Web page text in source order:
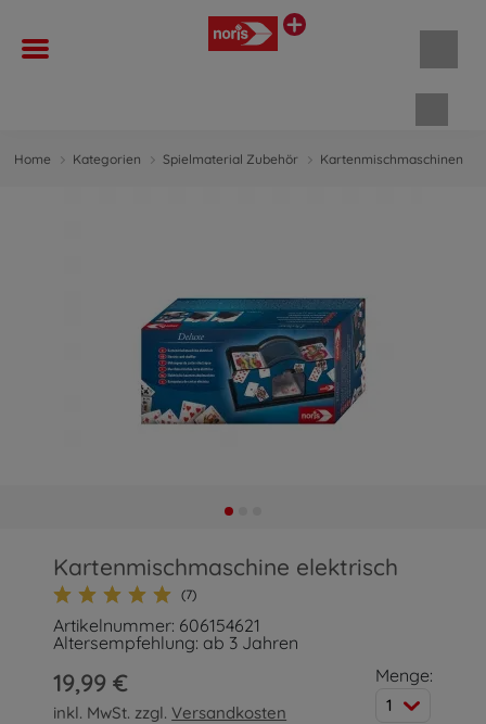
Home Kategorien Spielmaterial Zubehör Kartenmischmaschinen
Kartenmischmaschine elektrisch
(7)
Artikelnummer: 606154621
Altersempfehlung: ab 3 Jahren
19,99 €
inkl. MwSt. zzgl.Versandkosten
Menge:
1